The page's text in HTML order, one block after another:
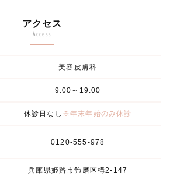
アクセス
Access
美容皮膚科
9:00～19:00
休診日なし ※年末年始のみ休診
0120-555-978
兵庫県姫路市飾磨区構2-147